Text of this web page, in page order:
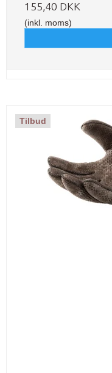
155,40 DKK
(inkl. moms)
Tilbud